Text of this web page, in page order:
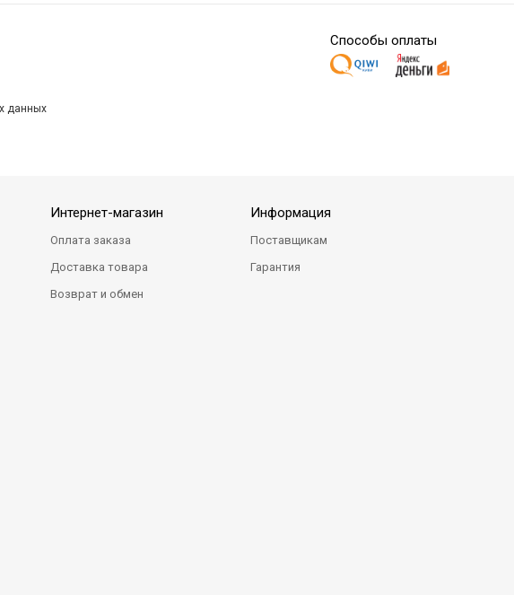
данных
Способы оплаты
Интернет-магазин
Оплата заказа
Доставка товара
Возврат и обмен
Информация
Поставщикам
Гарантия